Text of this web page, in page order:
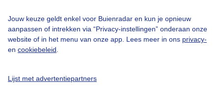
Jouw keuze geldt enkel voor Buienradar en kun je opnieuw
aanpassen of intrekken via “Privacy-instellingen” onderaan onze
website of in het menu van onze app. Lees meer in ons privacy-
en cookiebeleid
Lijst met advertentiepartners
Buienradar Team
Privacy beleid
Cookie beleid
Gratis weerdata